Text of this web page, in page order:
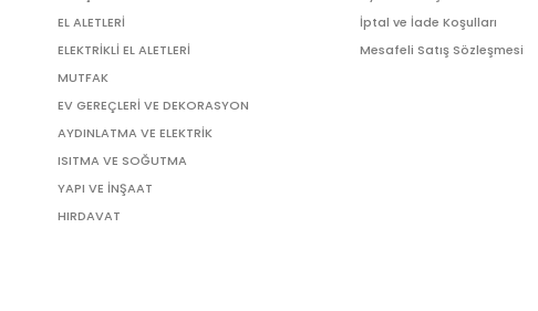
EL ALETLERİ
ELEKTRİKLİ EL ALETLERİ
MUTFAK
EV GEREÇLERİ VE DEKORASYON
AYDINLATMA VE ELEKTRİK
ISITMA VE SOĞUTMA
YAPI VE İNŞAAT
HIRDAVAT
İptal ve İade Koşulları
Mesafeli Satış Sözleşmesi